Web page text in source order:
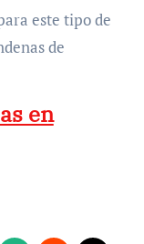
este tipo de
de
en